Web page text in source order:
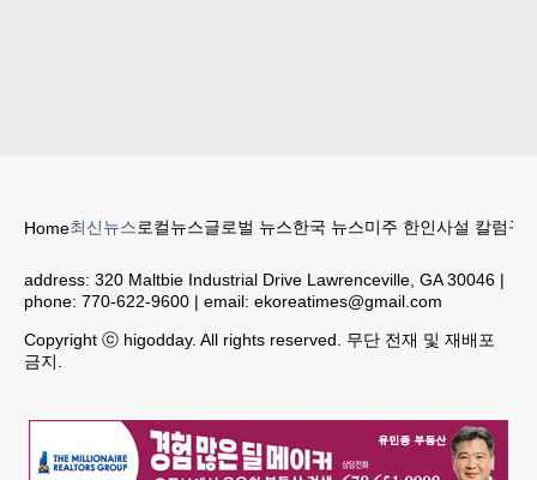
Home최신뉴스로컬뉴스글로벌 뉴스한국 뉴스미주 한인사설 칼럼구
address: 320 Maltbie Industrial Drive Lawrenceville, GA 30046 |
phone: 770-622-9600 | email: ekoreatimes@gmail.com
Copyright ⓒ higodday. All rights reserved. 무단 전재 및 재배포
금지.